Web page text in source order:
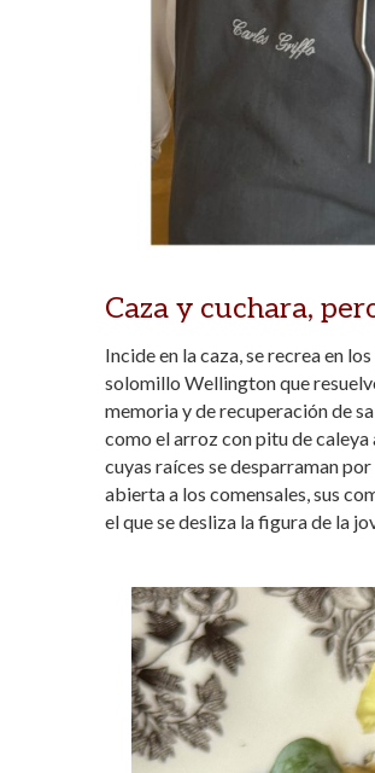
Caza y cuchara,
Incide en la caza, se recrea en
solomillo Wellington que
memoria y de recuperación de
como el arroz con pitu de caleya
cuyas raíces se desparraman
abierta a los comensales, sus
el que se desliza la figura de la